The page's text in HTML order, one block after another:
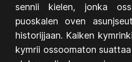
sennii kielen, jonka
puoskalen oven
historijjaan. Kaiken
kymrii ossoomaton